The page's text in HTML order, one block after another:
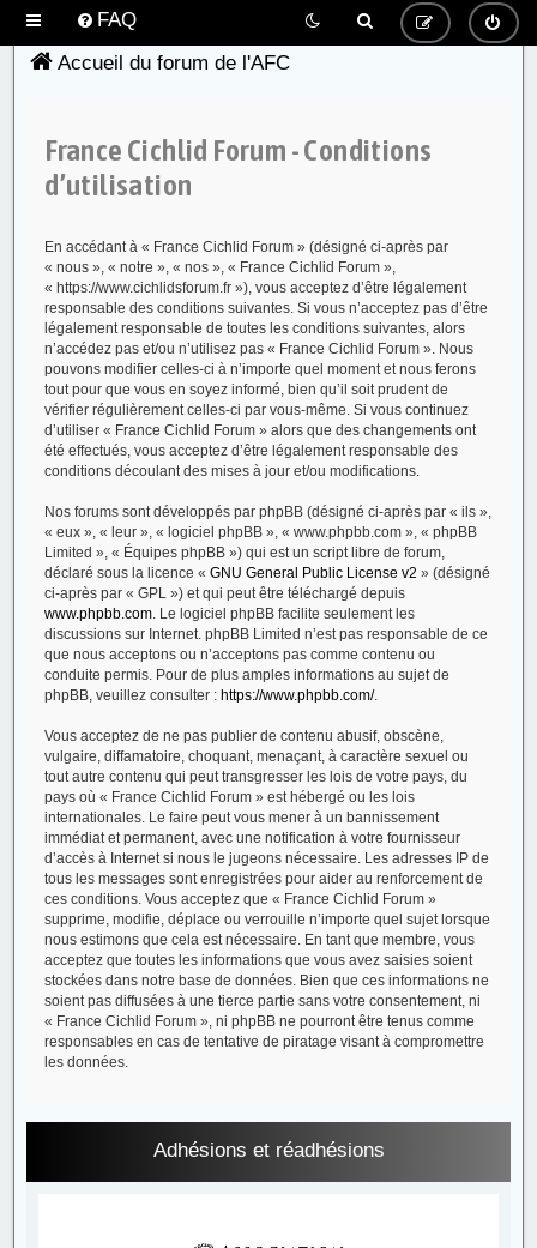
FAQ
Accueil du forum de l'AFC
France Cichlid Forum - Conditions
d’utilisation
En accédant à « France Cichlid Forum » (désigné ci-après par
« nous », « notre », « nos », « France Cichlid Forum »,
« https://www.cichlidsforum.fr »), vous acceptez d’être légalement
responsable des conditions suivantes. Si vous n’acceptez pas d’être
légalement responsable de toutes les conditions suivantes, alors
n’accédez pas et/ou n’utilisez pas « France Cichlid Forum ». Nous
pouvons modifier celles-ci à n’importe quel moment et nous ferons
tout pour que vous en soyez informé, bien qu’il soit prudent de
vérifier régulièrement celles-ci par vous-même. Si vous continuez
d’utiliser « France Cichlid Forum » alors que des changements ont
été effectués, vous acceptez d’être légalement responsable des
conditions découlant des mises à jour et/ou modifications.
Nos forums sont développés par phpBB (désigné ci-après par « ils »,
« eux », « leur », « logiciel phpBB », « www.phpbb.com », « phpBB
Limited », « Équipes phpBB ») qui est un script libre de forum,
déclaré sous la licence «GNU General Public License v2 » (désigné
ci-après par « GPL ») et qui peut être téléchargé depuis
www.phpbb.com . Le logiciel phpBB facilite seulement les
discussions sur Internet. phpBB Limited n’est pas responsable de ce
que nous acceptons ou n’acceptons pas comme contenu ou
conduite permis. Pour de plus amples informations au sujet de
phpBB, veuillez consulter :https://www.phpbb.com/.
Vous acceptez de ne pas publier de contenu abusif, obscène,
vulgaire, diffamatoire, choquant, menaçant, à caractère sexuel ou
tout autre contenu qui peut transgresser les lois de votre pays, du
pays où « France Cichlid Forum » est hébergé ou les lois
internationales. Le faire peut vous mener à un bannissement
immédiat et permanent, avec une notification à votre fournisseur
d’accès à Internet si nous le jugeons nécessaire. Les adresses IP de
tous les messages sont enregistrées pour aider au renforcement de
ces conditions. Vous acceptez que « France Cichlid Forum »
supprime, modifie, déplace ou verrouille n’importe quel sujet lorsque
nous estimons que cela est nécessaire. En tant que membre, vous
acceptez que toutes les informations que vous avez saisies soient
stockées dans notre base de données. Bien que ces informations ne
soient pas diffusées à une tierce partie sans votre consentement, ni
« France Cichlid Forum », ni phpBB ne pourront être tenus comme
responsables en cas de tentative de piratage visant à compromettre
les données.
Adhésions et réadhésions